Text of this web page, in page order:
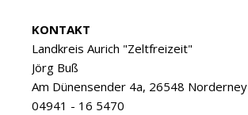
KONTAKT
Landkreis Aurich "Zeltfreizeit"
Jörg Buß
Am Dünensender 4a, 26548 Norderney
04941 - 16 5470